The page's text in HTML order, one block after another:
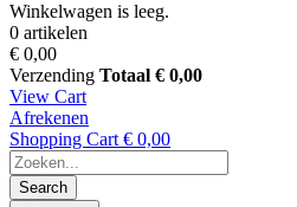
Winkelwagen is leeg.
0 artikelen
€ 0,00
Verzending Totaal € 0,00
View Cart
Afrekenen
Shopping Cart € 0,00
Search